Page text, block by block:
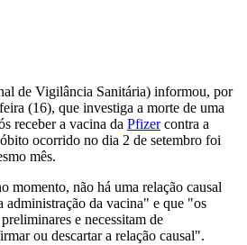
de Vigilância Sanitária) informou, por
(16), que investiga a morte de uma
receber a vacina da Pfizercontra a
ocorrido no dia 2 de setembro foi
mês.
momento, não há uma relação causal
administração da vacina" e que "os
e necessitam de
ou descartar a relação causal".